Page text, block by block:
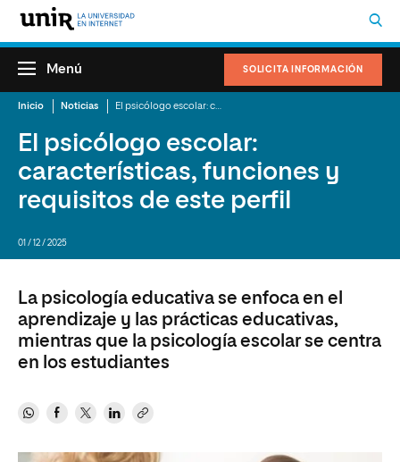
SOLICITA INFORMACIÓN
Menú
Inicio Noticias
El psicólogo escolar:
características, funciones y
requisitos de este perfil
01 / 12 / 2025
La psicología educativa se enfoca en el
aprendizaje y las prácticas educativas,
mientras que la psicología escolar se centra
en los estudiantes